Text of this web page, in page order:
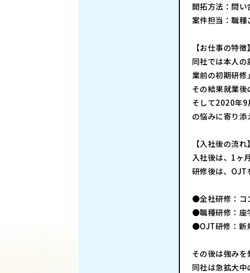
開拓方法：問い
案件担当：職種
【お仕事の特徴】
同社では本人
業前の初期研修
その結果就業後
そして2020年9
の悩みに寄り添
【入社後の流れ】
入社後は、1ヶ
研修後は、OJT
●全社研修：コ
●職種研修：座
●OJT研修：新
その後は強みを
同社は急拡大中